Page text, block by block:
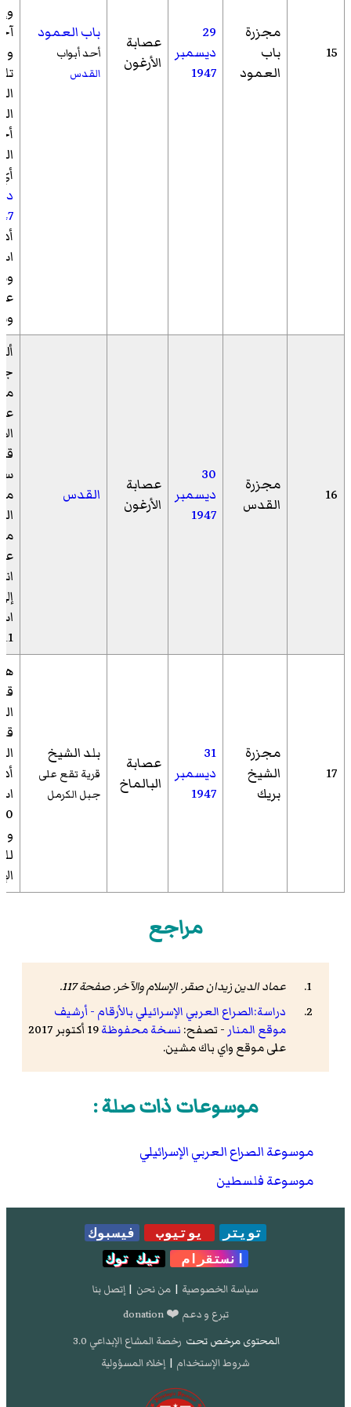
15
مجزرة
باب
العمود
29
ديسمبر
1947
عصابة
الأرغون
باب العمود
أحد أبواب
القدس
16
مجزرة
القدس
30
ديسمبر
1947
عصابة
الأرغون
القدس
11 عربيًا
17
مجزرة
الشيخ
بريك
31
ديسمبر
1947
عصابة
البالماخ
بلد الشيخ
قرية تقع على
جبل الكرمل
مراجع
عماد الدين زيدان صقر.الإسلام والآخر. صفحة 117.
دراسة:الصراع العربي الإسرائيلي بالأرقام - أرشيف
موقع المنار - تصفح: نسخة محفوظة
19 أكتوبر 2017
على موقع واي باك مشين.
موسوعات ذات صلة :
موسوعة الصراع العربي الإسرائيلي
موسوعة فلسطين
تويتر يوتيوب
فيسبوك
انستقرام
تيك توك
سياسة الخصوصية | من نحن | إتصل بنا
تبرع و دعم ❤️ donation
المحتوى مرخص تحت رخصة المشاع الإبداعي 3.0
شروط الإستخدام | إخلاء المسؤولية